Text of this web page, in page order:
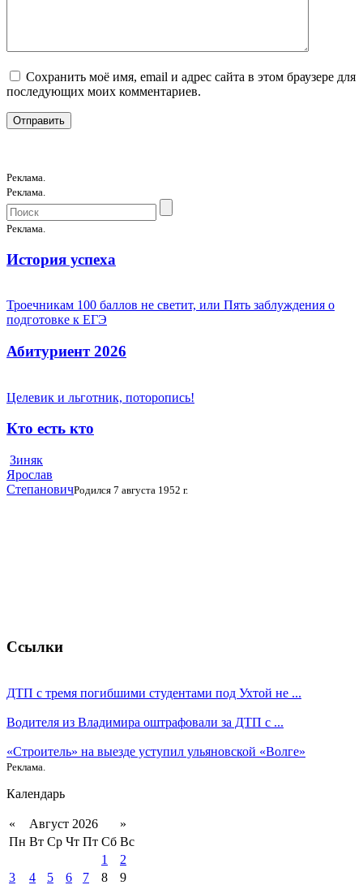
Сохранить моё имя, email и адрес сайта в этом браузере для
последующих моих комментариев.
Реклама.
Реклама.
Реклама.
История успеха
Троечникам 100 баллов не светит, или Пять заблуждения о
подготовке к ЕГЭ
Абитуриент 2026
Целевик и льготник, поторопись!
Кто есть кто
Зиняк
Ярослав
СтепановичРодился 7 августа 1952 г.
Ссылки
ДТП с тремя погибшими студентами под Ухтой не ...
Водителя из Владимира оштрафовали за ДТП с ...
«Строитель» на выезде уступил ульяновской «Волге»
Реклама.
Календарь
« Август 2026
»
Пн Вт Ср Чт Пт Сб Вс
1
2
3
4 5 6 7 8
9